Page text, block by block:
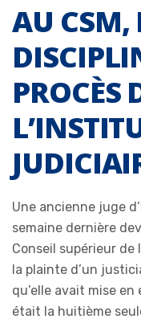
AU CSM,
PROCÈS
Une ancienne juge
semaine dernière
Conseil supérieur de
la plainte d’un
qu’elle avait mise
était la huitième